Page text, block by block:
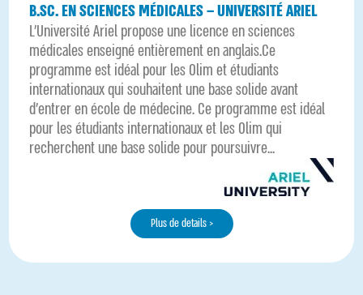
B.SC. EN SCIENCES MÉDICALES – UNIVERSITÉ ARIEL
L'Université Ariel propose une licence en sciences
médicales enseigné entièrement en anglais.Ce
programme est idéal pour les Olim et étudiants
internationaux qui souhaitent une base solide avant
d’entrer en école de médecine. Ce programme est idéal
pour les étudiants internationaux et les Olim qui
recherchent une base solide pour poursuivre...
Plus de details >